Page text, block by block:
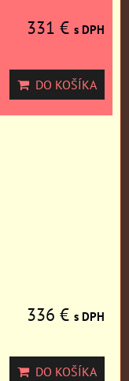
331 € s DPH
DO KOŠÍKA
336 € s DPH
DO KOŠÍKA